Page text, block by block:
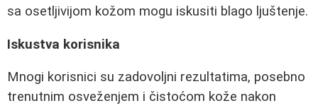
sa osetljivijom kožom mogu iskusiti blago ljuštenje.
Iskustva korisnika
Mnogi korisnici su zadovoljni rezultatima, posebno
trenutnim osveženjem i čistoćom kože nakon